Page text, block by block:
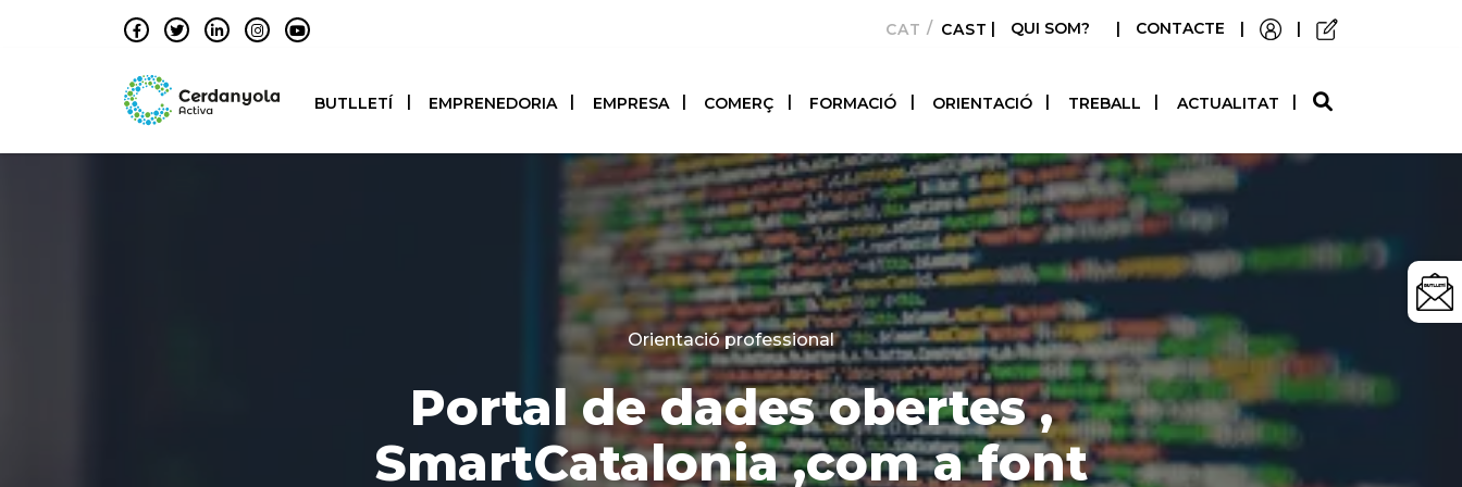
CATALÀCASTELLANO
| QUI SOM? | CONTACTE | |
BUTLLETÍ EMPRENEDORIA EMPRESA COMERÇ FORMACIÓ ORIENTACIÓ TREBALL ACTUALITAT
Categories
Orientació professional
Portal de dades obertes ,
SmartCatalonia ,com a font